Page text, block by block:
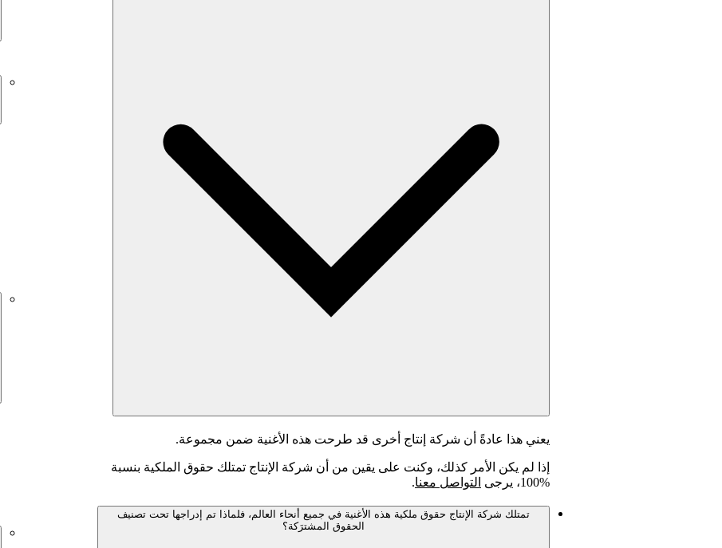
يعني هذا عادةً أن شركة إنتاج أخرى قد طرحت هذه الأغنية ضمن مجموعة.
إذا لم يكن الأمر كذلك، وكنت على يقين من أن شركة الإنتاج تمتلك حقوق الملكية بنسبة
%100، يرجى
التواصل معنا.
تمتلك شركة الإنتاج حقوق ملكية هذه الأغنية في جميع أنحاء العالم، فلماذا تم إدراجها تحت تصنيف
الحقوق المشترَكة؟